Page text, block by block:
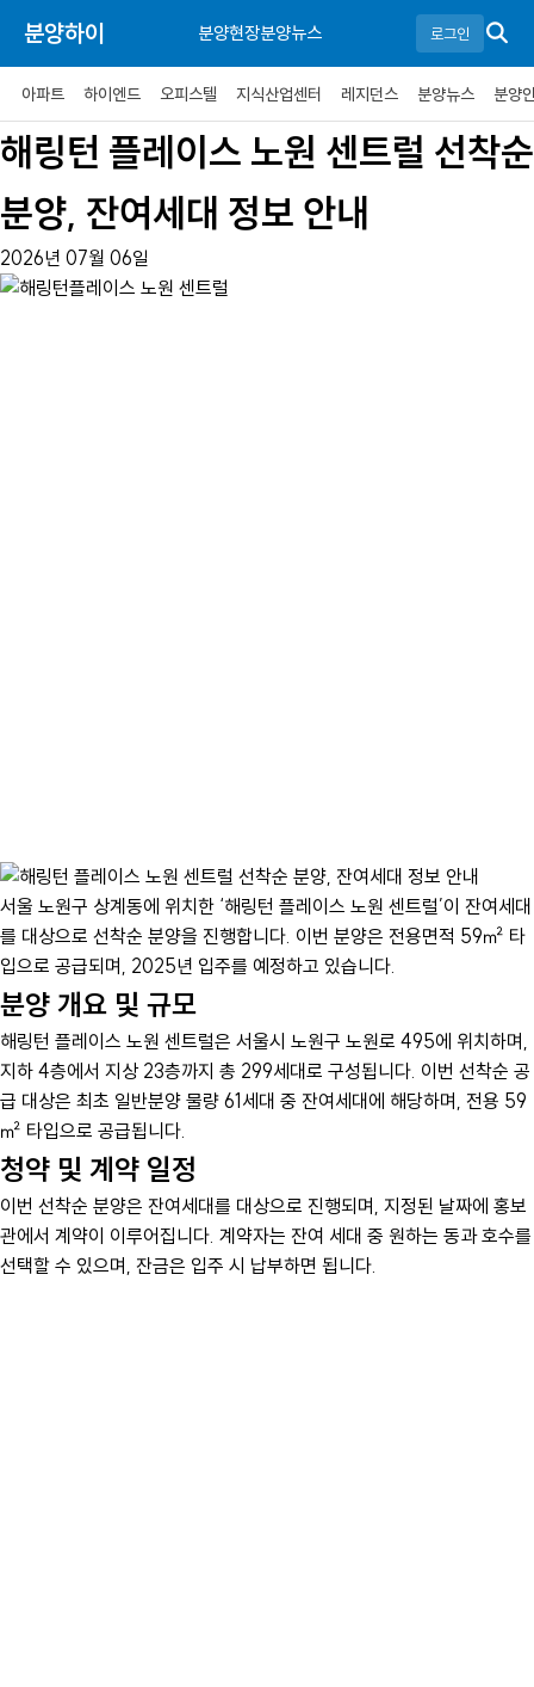
분양하이 분양현장분양뉴스 로그인
아파트 하이엔드 오피스텔 지식산업센터 레지던스 분양뉴스 분양
해링턴 플레이스 노원 센트럴 선착순
분양, 잔여세대 정보 안내
2026년 07월 06일
서울 노원구 상계동에 위치한 ‘해링턴 플레이스 노원 센트럴’이 잔여세대
를 대상으로 선착순 분양을 진행합니다. 이번 분양은 전용면적 59㎡ 타
입으로 공급되며, 2025년 입주를 예정하고 있습니다.
분양 개요 및 규모
해링턴 플레이스 노원 센트럴은 서울시 노원구 노원로 495에 위치하며,
지하 4층에서 지상 23층까지 총 299세대로 구성됩니다. 이번 선착순 공
급 대상은 최초 일반분양 물량 61세대 중 잔여세대에 해당하며, 전용 59
㎡ 타입으로 공급됩니다.
청약 및 계약 일정
이번 선착순 분양은 잔여세대를 대상으로 진행되며, 지정된 날짜에 홍보
관에서 계약이 이루어집니다. 계약자는 잔여 세대 중 원하는 동과 호수를
선택할 수 있으며, 잔금은 입주 시 납부하면 됩니다.